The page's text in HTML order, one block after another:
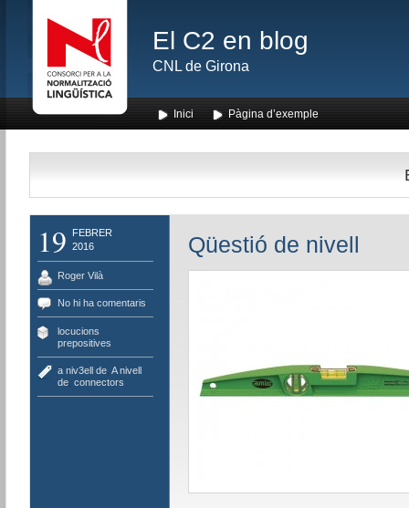
El C2 en blog
CNL de Girona
Inici Pàgina d’exemple
19
FEBRER
2016
Roger Vilà
No hi ha comentaris
locucions
prepositives
a niv3ell de, A nivell
de, connectors
Qüestió de nivell